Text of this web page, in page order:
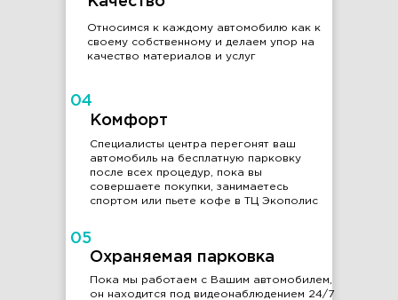
Относимся к каждому автомобилю как к
своему собственному и делаем упор на
качество материалов и услуг
Пока мы работаем с Вашим автомобилем,
он находится под видеонаблюдением 24/7
04
05
Специалисты центра перегонят ваш
автомобиль на бесплатную парковку
после всех процедур, пока вы
совершаете покупки, занимаетесь
спортом или пьете кофе в ТЦ Экополис
Комфорт
Охраняемая парковка